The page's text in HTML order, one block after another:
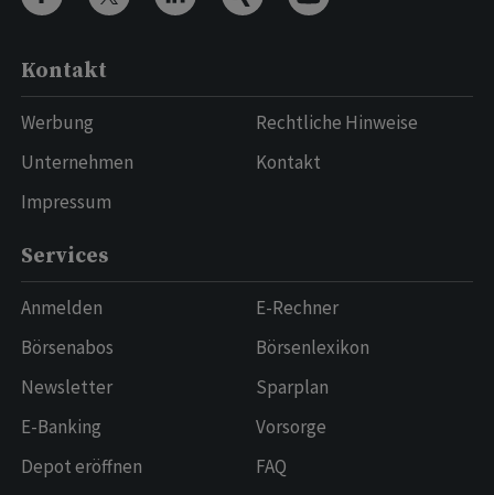
Kontakt
Werbung
Unternehmen
Impressum
Rechtliche Hinweise
Kontakt
Services
Anmelden
Börsenabos
Newsletter
E-Banking
Depot eröffnen
E-Rechner
Börsenlexikon
Sparplan
Vorsorge
FAQ